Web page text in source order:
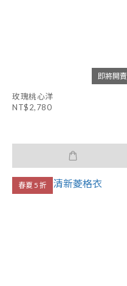
即將開賣
玫瑰桃心洋
NT$2,780
春夏 5 折